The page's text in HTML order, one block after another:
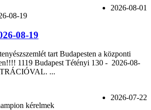
2026-08-01
08-19
tart Budapesten a központi
1119 Budapest Tétényi 130 - 2026-08-
...
2026-07-22